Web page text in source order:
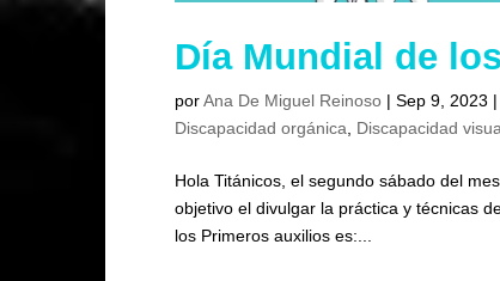
Día Mundial de
porAna De Miguel Reinoso |Sep 9, 2023 |
Discapacidad orgánica
Discapacidad
Hola Titánicos, el segundo sábado del
objetivo el divulgar la práctica y técnicas
los Primeros auxilios es:...